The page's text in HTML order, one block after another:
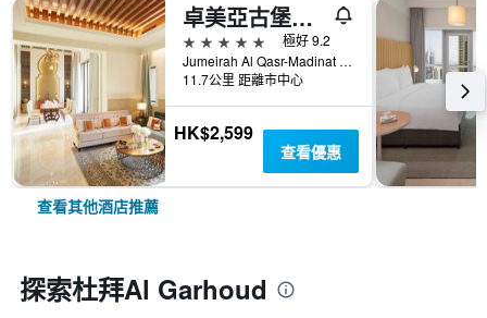
卓美亞古堡酒店 - 皇宫
5星級
極好 9.2
Jumeirah Al Qasr-Madinat Jumeirah, PO Box 75157, 杜拜, 阿拉伯聯合大公國
11.7公里 距離市中心
HK$2,599
查看優惠
查看其他酒店推薦
探索杜拜Al Garhoud